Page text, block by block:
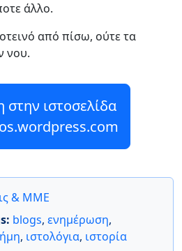
άλλο.
από πίσω, ούτε τα
νου.
ιστοσελίδα
& ΜΜΕ
blogs, ενημέρωση,
, ιστολόγια, ιστορία